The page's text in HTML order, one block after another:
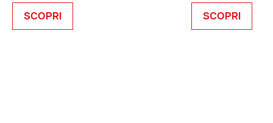
SCOPRI SCOPRI